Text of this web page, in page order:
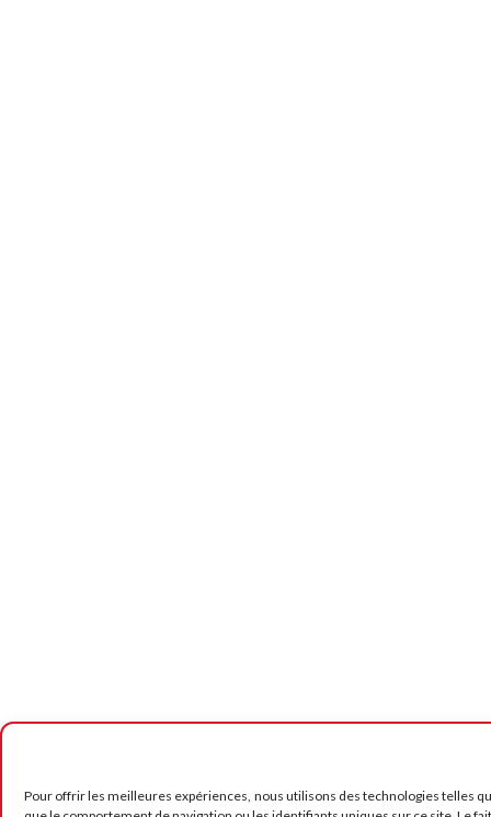
Pour offrir les meilleures expériences, nous utilisons des technologies telles